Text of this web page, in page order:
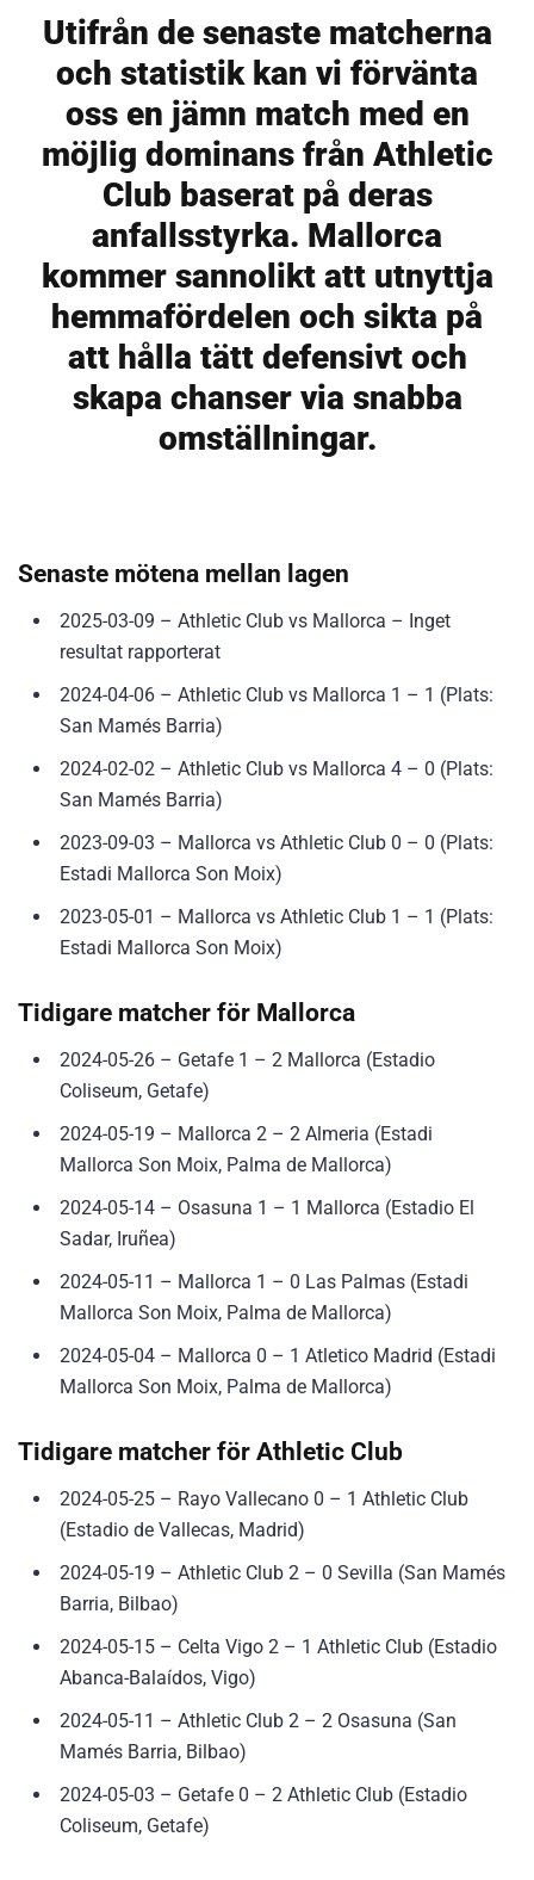
Utifrån de senaste matcherna
och statistik kan vi förvänta
oss en jämn match med en
möjlig dominans från Athletic
Club baserat på deras
anfallsstyrka. Mallorca
kommer sannolikt att utnyttja
hemmafördelen och sikta på
att hålla tätt defensivt och
skapa chanser via snabba
omställningar.
Senaste mötena mellan lagen
2025-03-09 – Athletic Club vs Mallorca – Inget
resultat rapporterat
2024-04-06 – Athletic Club vs Mallorca 1 – 1 (Plats:
San Mamés Barria)
2024-02-02 – Athletic Club vs Mallorca 4 – 0 (Plats:
San Mamés Barria)
2023-09-03 – Mallorca vs Athletic Club 0 – 0 (Plats:
Estadi Mallorca Son Moix)
2023-05-01 – Mallorca vs Athletic Club 1 – 1 (Plats:
Estadi Mallorca Son Moix)
Tidigare matcher för Mallorca
2024-05-26 – Getafe 1 – 2 Mallorca (Estadio
Coliseum, Getafe)
2024-05-19 – Mallorca 2 – 2 Almeria (Estadi
Mallorca Son Moix, Palma de Mallorca)
2024-05-14 – Osasuna 1 – 1 Mallorca (Estadio El
Sadar, Iruñea)
2024-05-11 – Mallorca 1 – 0 Las Palmas (Estadi
Mallorca Son Moix, Palma de Mallorca)
2024-05-04 – Mallorca 0 – 1 Atletico Madrid (Estadi
Mallorca Son Moix, Palma de Mallorca)
Tidigare matcher för Athletic Club
2024-05-25 – Rayo Vallecano 0 – 1 Athletic Club
(Estadio de Vallecas, Madrid)
2024-05-19 – Athletic Club 2 – 0 Sevilla (San Mamés
Barria, Bilbao)
2024-05-15 – Celta Vigo 2 – 1 Athletic Club (Estadio
Abanca-Balaídos, Vigo)
2024-05-11 – Athletic Club 2 – 2 Osasuna (San
Mamés Barria, Bilbao)
2024-05-03 – Getafe 0 – 2 Athletic Club (Estadio
Coliseum, Getafe)